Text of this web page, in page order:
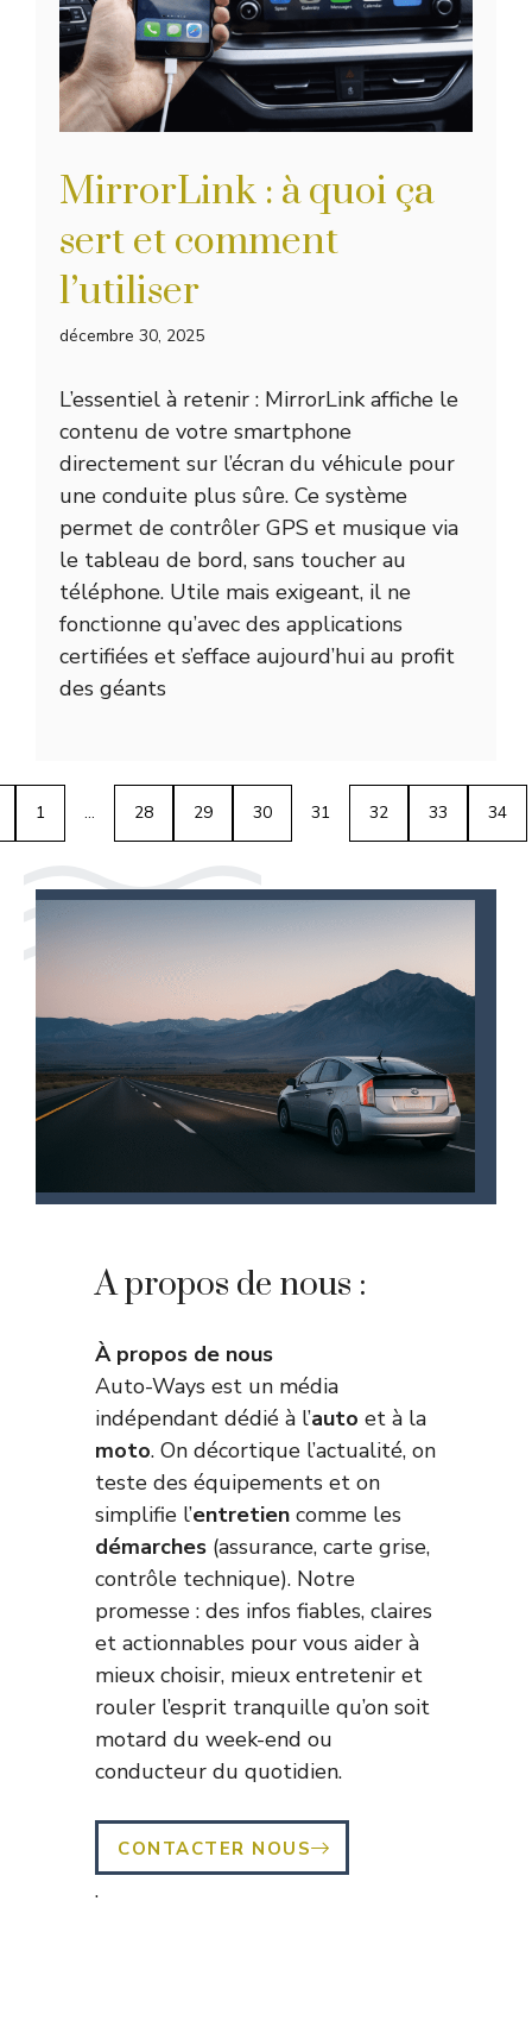
MirrorLink : à quoi ça
sert et comment
l’utiliser
décembre 30, 2025
L’essentiel à retenir : MirrorLink affiche le
contenu de votre smartphone
directement sur l’écran du véhicule pour
une conduite plus sûre. Ce système
permet de contrôler GPS et musique via
le tableau de bord, sans toucher au
téléphone. Utile mais exigeant, il ne
fonctionne qu’avec des applications
certifiées et s’efface aujourd’hui au profit
des géants
1 … 28 29 30 31 32 33 34
A propos de nous :
À propos de nous
Auto-Ways est un média
indépendant dédié à l’auto et à la
moto. On décortique l’actualité, on
teste des équipements et on
simplifie l’entretien comme les
démarches (assurance, carte grise,
contrôle technique). Notre
promesse : des infos fiables, claires
et actionnables pour vous aider à
mieux choisir, mieux entretenir et
rouler l’esprit tranquille qu’on soit
motard du week-end ou
conducteur du quotidien.
CONTACTER NOUS
.